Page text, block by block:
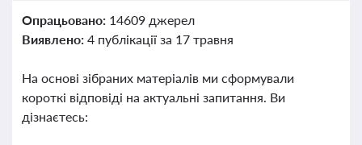
Опрацьовано: 14609 джерел
Виявлено: 4 публікації за 17 травня
На основі зібраних матеріалів ми сформували
короткі відповіді на актуальні запитання. Ви
дізнаєтесь: